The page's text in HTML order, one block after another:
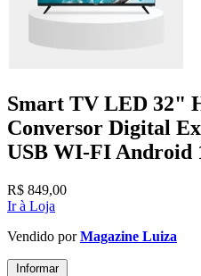
Smart TV LED 32"
Conversor Digital
USB WI-FI Android
R$ 849,00
Ir à Loja
Vendido porMagazine Luiza
Informar